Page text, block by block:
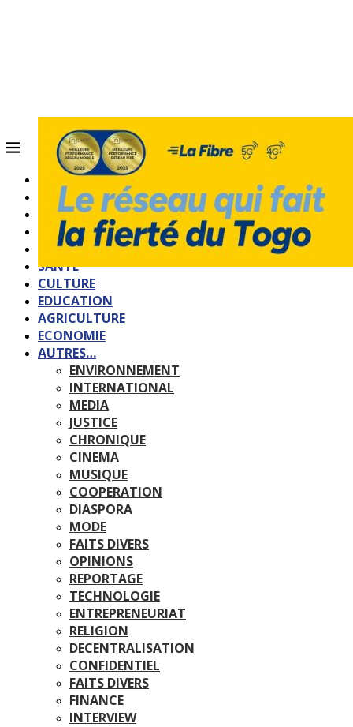
ACCUEIL
QUI SOMMES-NOUS?
POLITIQUE
SOCIETE
SPORTS
SANTE
CULTURE
EDUCATION
AGRICULTURE
ECONOMIE
AUTRES…
ENVIRONNEMENT
INTERNATIONAL
MEDIA
JUSTICE
CHRONIQUE
CINEMA
MUSIQUE
COOPERATION
DIASPORA
MODE
FAITS DIVERS
OPINIONS
REPORTAGE
TECHNOLOGIE
ENTREPRENEURIAT
RELIGION
DECENTRALISATION
CONFIDENTIEL
FAITS DIVERS
FINANCE
INTERVIEW